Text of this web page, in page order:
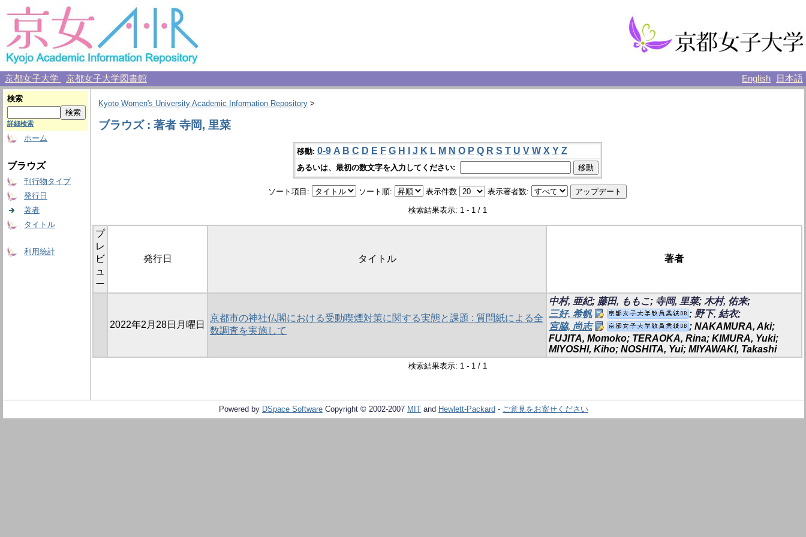
京都女子大学 京都女子大学図書館 English 日本語
検索
詳細検索
ホーム
ブラウズ
刊行物タイプ
発行日
著者
タイトル
利用統計
Kyoto Women's University Academic Information Repository >
ブラウズ : 著者 寺岡, 里菜
移動: 0-9 A B C D E F G H J K L M N O P Q R S T U V W X Y Z
あるいは、最初の数文字を入力してください:
ソート項目: ソート順: 表示件数 表示著者数:
検索結果表示: 1 - 1 / 1
プ
レ
ビ
ュ
ー
発行日 タイトル 著者
2022年2月28日月曜日
京都市の神社仏閣における受動喫煙対策に関する実態と課題 : 質問紙による全
数調査を実施して
中村, 亜紀; 藤田, ももこ; 寺岡, 里菜; 木村, 佑来;
三好, 希帆
; 野下, 結衣;
宮脇, 尚志
; NAKAMURA, Aki;
FUJITA, Momoko; TERAOKA, Rina; KIMURA, Yuki;
MIYOSHI, Kiho; NOSHITA, Yui; MIYAWAKI, Takashi
検索結果表示: 1 - 1 / 1
Powered by DSpace Software Copyright © 2002-2007 MIT and Hewlett-Packard - ご意見をお寄せください